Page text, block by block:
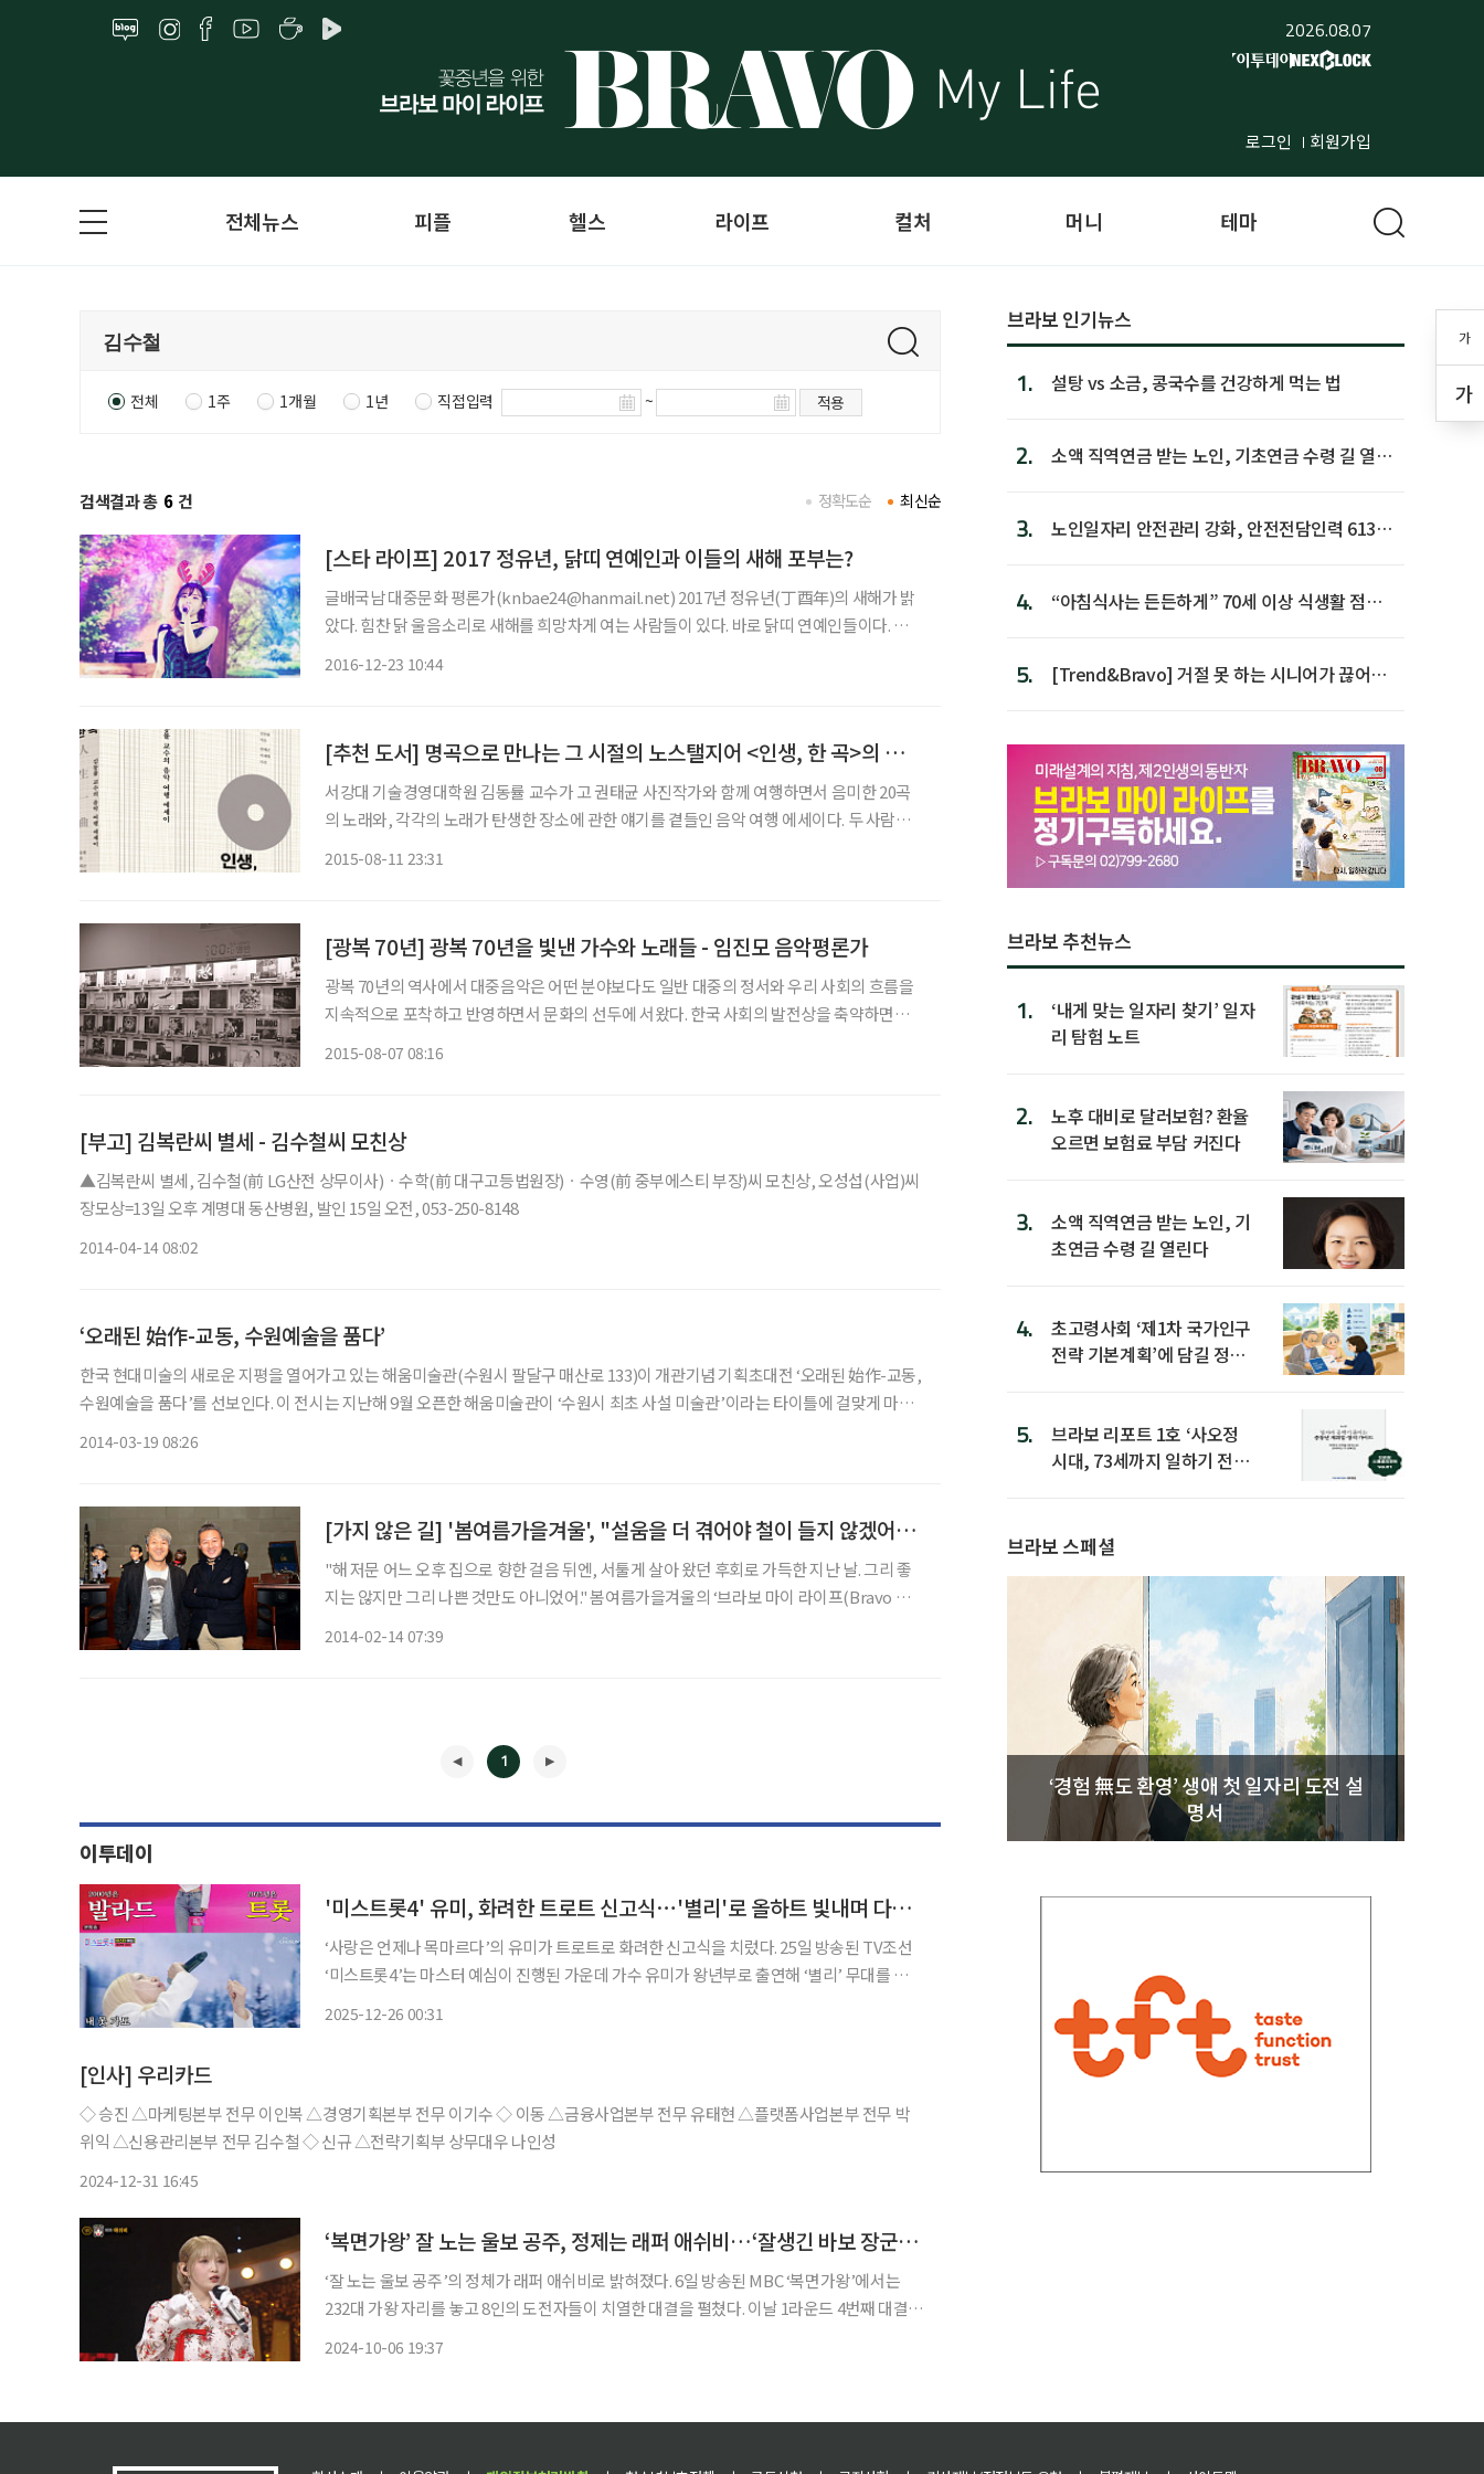
2026.08.07
로그인 회원가입
가
가
전체뉴스 피플 헬스 라이프 컬처 머니 테마
전체 1주 1개월 1년 직접입력 ~ 적용
검색결과 총 6 건 최신순
정확도순
[스타 라이프] 2017 정유년, 닭띠 연예인과 이들의 새해 포부는?
글배국남 대중문화 평론가(knbae24@hanmail.net) 2017년 정유년(丁酉年)의 새해가 밝
았다. 힘찬 닭 울음소리로 새해를 희망차게 여는 사람들이 있다. 바로 닭띠 연예인들이다. 닭띠
2016-12-23 10:44
[추천 도서] 명곡으로 만나는 그 시절의 노스탤지어 <인생, 한 곡>의 저자 김동률 인터뷰
서강대 기술경영대학원 김동률 교수가 고 권태균 사진작가와 함께 여행하면서 음미한 20곡
의 노래와, 각각의 노래가 탄생한 장소에 관한 얘기를 곁들인 음악 여행 에세이다. 두 사람은
2015-08-11 23:31
[광복 70년] 광복 70년을 빛낸 가수와 노래들 - 임진모 음악평론가
광복 70년의 역사에서 대중음악은 어떤 분야보다도 일반 대중의 정서와 우리 사회의 흐름을
지속적으로 포착하고 반영하면서 문화의 선두에 서왔다. 한국 사회의 발전상을 축약하면서
2015-08-07 08:16
[부고] 김복란씨 별세 - 김수철씨 모친상
▲김복란씨 별세, 김수철(前 LG산전 상무이사)ㆍ수학(前 대구고등법원장)ㆍ수영(前 중부에스티 부장)씨 모친상, 오성섭(사업)씨
장모상=13일 오후 계명대 동산병원, 발인 15일 오전, 053-250-8148
2014-04-14 08:02
‘오래된 始作-교동, 수원예술을 품다’
한국 현대미술의 새로운 지평을 열어가고 있는 해움미술관(수원시 팔달구 매산로 133)이 개관기념 기획초대전 ‘오래된 始作-교동,
수원예술을 품다’를 선보인다. 이 전시는 지난해 9월 오픈한 해움미술관이 ‘수원시 최초 사설 미술관’이라는 타이틀에 걸맞게 마련
2014-03-19 08:26
[가지 않은 길] '봄여름가을겨울', "설움을 더 겪어야 철이 들지 않겠어요? "
"해 저문 어느 오후 집으로 향한 걸음 뒤엔, 서툴게 살아 왔던 후회로 가득한 지난 날. 그리 좋
지는 않지만 그리 나쁜 것만도 아니었어." 봄여름가을겨울의 ‘브라보 마이 라이프(Bravo My
2014-02-14 07:39
◀
1
▶
이투데이
'미스트롯4' 유미, 화려한 트로트 신고식⋯'별리'로 올하트 빛내며 다음 라운드 진출
‘사랑은 언제나 목마르다’의 유미가 트로트로 화려한 신고식을 치렀다. 25일 방송된 TV조선
‘미스트롯4’는 마스터 예심이 진행된 가운데 가수 유미가 왕년부로 출연해 ‘별리’ 무대를 꾸몄
2025-12-26 00:31
[인사] 우리카드
◇ 승진 △마케팅본부 전무 이인복 △경영기획본부 전무 이기수 ◇ 이동 △금융사업본부 전무 유태현 △플랫폼사업본부 전무 박
위익 △신용관리본부 전무 김수철 ◇ 신규 △전략기획부 상무대우 나인성
2024-12-31 16:45
‘복면가왕’ 잘 노는 울보 공주, 정제는 래퍼 애쉬비…‘잘생긴 바보 장군’은 박준하?
‘잘 노는 울보 공주’의 정체가 래퍼 애쉬비로 밝혀졌다. 6일 방송된 MBC ‘복면가왕’에서는
232대 가왕 자리를 놓고 8인의 도전자들이 치열한 대결을 펼쳤다. 이날 1라운드 4번째 대결에
2024-10-06 19:37
브라보 인기뉴스
1. 설탕 vs 소금, 콩국수를 건강하게 먹는 법
2.
소액 직역연금 받는 노인, 기초연금 수령 길 열린
3.
노인일자리 안전관리 강화, 안전전담인력 613명
4.
“아침식사는 든든하게” 70세 이상 식생활 점수
5.
[Trend&Bravo] 거절 못 하는 시니어가 끊어야
브라보 추천뉴스
1.
‘내게 맞는 일자리 찾기’ 일자
리 탐험 노트
2.
노후 대비로 달러보험? 환율
오르면 보험료 부담 커진다
3.
소액 직역연금 받는 노인, 기
초연금 수령 길 열린다
4.
초고령사회 ‘제1차 국가인구
전략 기본계획’에 담길 정책
5.
브라보 리포트 1호 ‘사오정
시대, 73세까지 일하기 전략’
브라보 스페셜
‘경험 無도 환영’ 생애 첫 일자리 도전 설
명서